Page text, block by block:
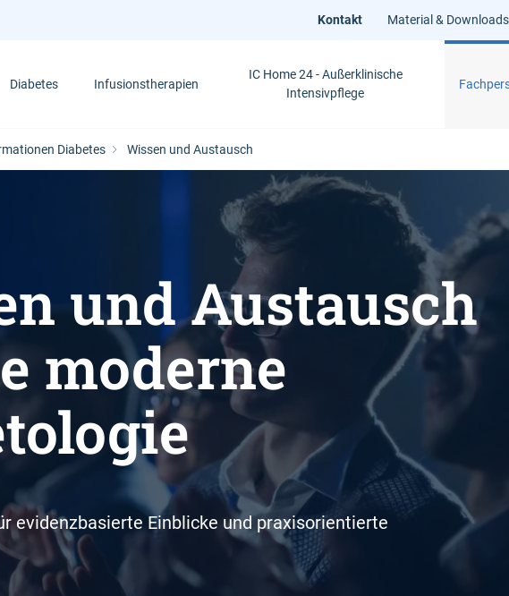
Kontakt Material & Downloads
Diabetes Infusionstherapien
IC Home 24 - Außerklinische
Intensivpflege
Diabetes Wissen und Austausch
und Austausch
moderne
evidenzbasierte Einblicke und praxisorientierte